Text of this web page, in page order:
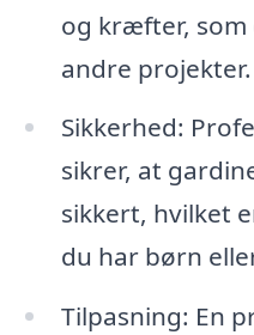
og kræfter, som
andre projekter.
Sikkerhed:
sikrer, at
sikkert, hvilket
du har børn
Tilpasning: En